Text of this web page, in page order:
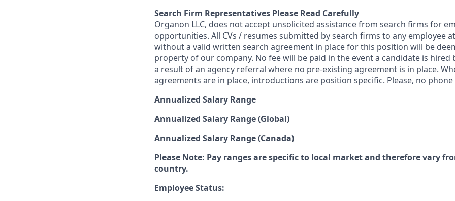
Search Firm Representatives Please Read Carefully
Organon LLC, does not accept unsolicited assistance from search firms for
opportunities. All CVs / resumes submitted by search firms to any employee
without a valid written search agreement in place for this position will be
property of our company. No fee will be paid in the event a candidate is hired
a result of an agency referral where no pre-existing agreement is in place.
agreements are in place, introductions are position specific. Please, no phone
Annualized Salary Range
Annualized Salary Range (Global)
Annualized Salary Range (Canada)
Please Note: Pay ranges are specific to local market and therefore vary
country.
Employee Status: